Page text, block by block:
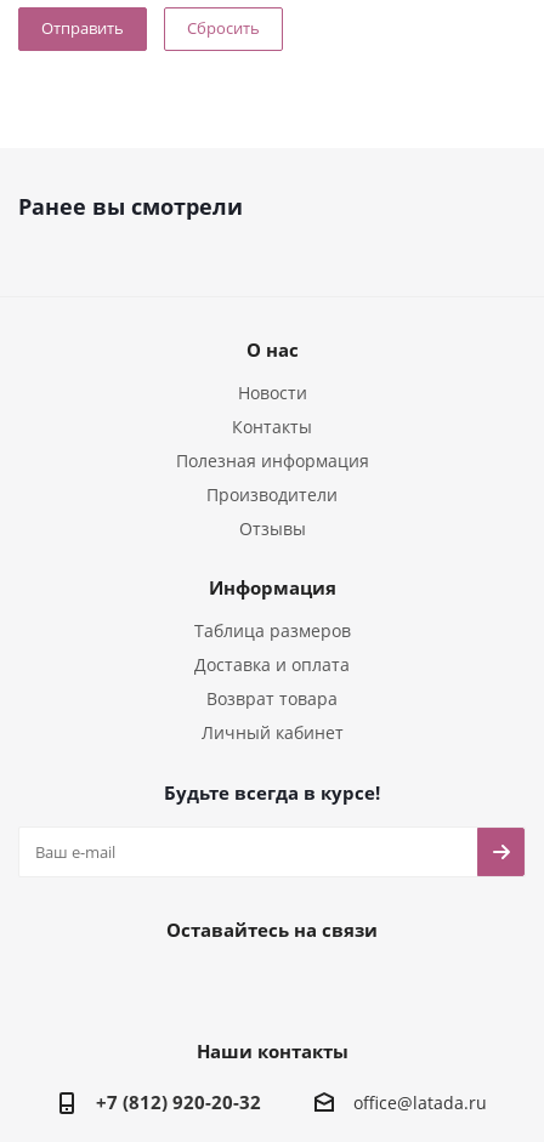
Сбросить
Ранее вы смотрели
О нас
Новости
Контакты
Полезная информация
Производители
Отзывы
Информация
Таблица размеров
Доставка и оплата
Возврат товара
Личный кабинет
Будьте всегда в курсе!
Оставайтесь на связи
Наши контакты
+7 (812) 920-20-32 office@latada.ru